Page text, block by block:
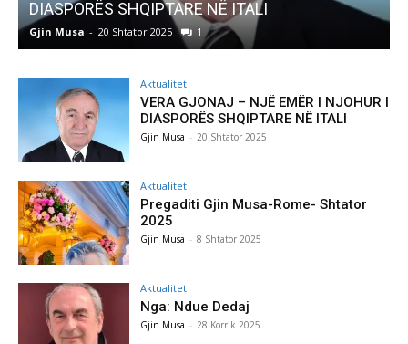
Pregaditi Gjin Musa-Rome- Shtator 2025
Gjin Musa - 8 Shtator 2025 0
Aktualitet
VERA GJONAJ – NJË EMËR I NJOHUR I
DIASPORËS SHQIPTARE NË ITALI
Gjin Musa - 20 Shtator 2025
Aktualitet
Pregaditi Gjin Musa-Rome- Shtator
2025
Gjin Musa - 8 Shtator 2025
Aktualitet
Nga: Ndue Dedaj
Gjin Musa - 28 Korrik 2025